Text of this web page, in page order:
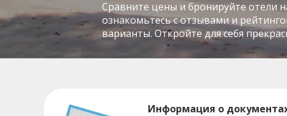
Сравните цены и бронируйте отели
ознакомьтесь с отзывами и
варианты. Откройте для себя
Информация о